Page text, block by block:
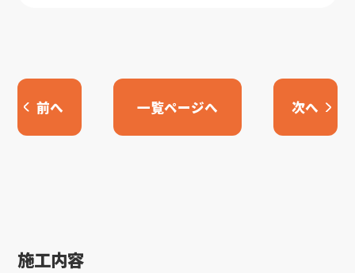
前へ 一覧ページへ 次へ
施工内容